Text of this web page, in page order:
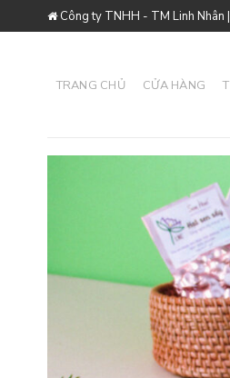
to
Công ty TNHH - TM Linh Nhân
TRANG CHỦ CỬA HÀNG